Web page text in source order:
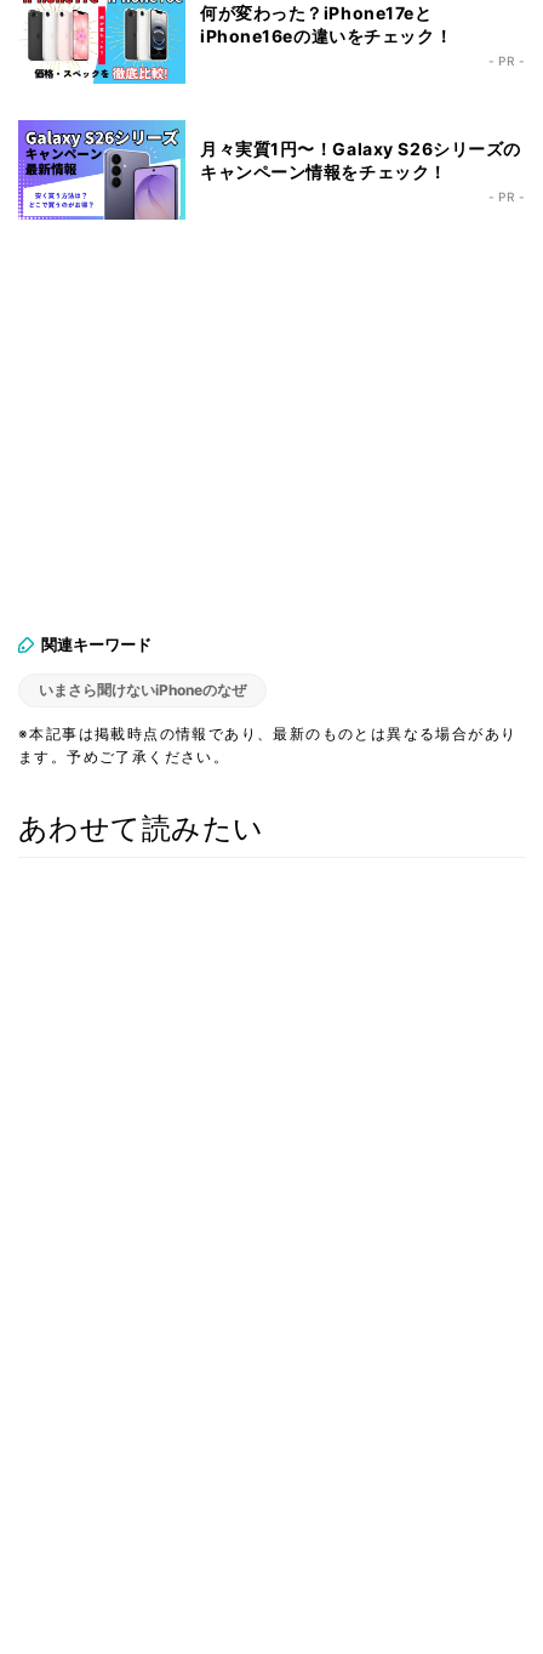
何が変わった？iPhone17eと
iPhone16eの違いをチェック！
- PR -
月々実質1円〜！Galaxy S26シリーズの
キャンペーン情報をチェック！
- PR -
関連キーワード
いまさら聞けないiPhoneのなぜ
※本記事は掲載時点の情報であり、最新のものとは異なる場合があり
ます。予めご了承ください。
あわせて読みたい